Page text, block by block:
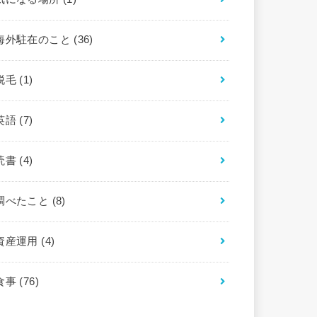
外駐在のこと (36)
毛 (1)
語 (7)
書 (4)
べたこと (8)
産運用 (4)
事 (76)